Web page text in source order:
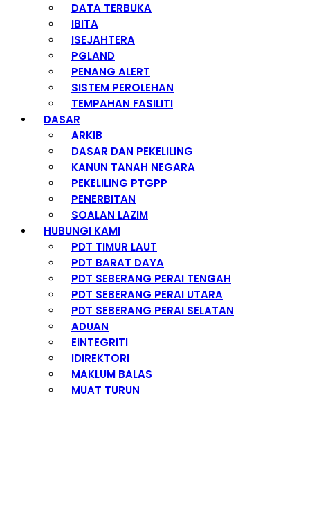
DATA TERBUKA
IBITA
ISEJAHTERA
PGLAND
PENANG ALERT
SISTEM PEROLEHAN
TEMPAHAN FASILITI
DASAR
ARKIB
DASAR DAN PEKELILING
KANUN TANAH NEGARA
PEKELILING PTGPP
PENERBITAN
SOALAN LAZIM
HUBUNGI KAMI
PDT TIMUR LAUT
PDT BARAT DAYA
PDT SEBERANG PERAI TENGAH
PDT SEBERANG PERAI UTARA
PDT SEBERANG PERAI SELATAN
ADUAN
EINTEGRITI
IDIREKTORI
MAKLUM BALAS
MUAT TURUN